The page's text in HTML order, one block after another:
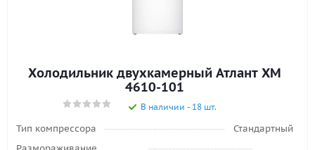
Холодильник двухкамерный Атлант ХМ
4610-101
В наличии - 18 шт.
Тип компрессора
Стандартный